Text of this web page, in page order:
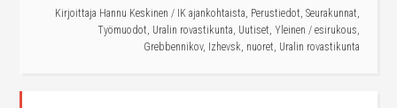
Kirjoittaja Hannu Keskinen / IK ajankohtaista, Perustiedot, Seurakunnat,
Työmuodot, Uralin rovastikunta, Uutiset, Yleinen / esirukous,
Grebbennikov, Izhevsk, nuoret, Uralin rovastikunta